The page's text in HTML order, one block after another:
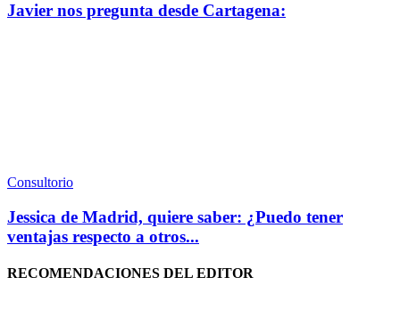
Javier nos pregunta desde Cartagena:
Consultorio
Jessica de Madrid, quiere saber: ¿Puedo tener
ventajas respecto a otros...
RECOMENDACIONES DEL EDITOR